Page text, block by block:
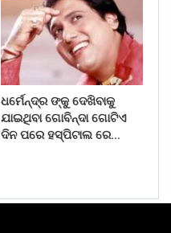
ଧର୍ମେନ୍ଦ୍ର ଙ୍କୁ ଦେଖିବାକୁ
ଯାଇଥିବା ଗୋବିନ୍ଦା ଗୋଟିଏ
ଦିନ ପରେ ହସ୍ପିଟାଲ ରେ…